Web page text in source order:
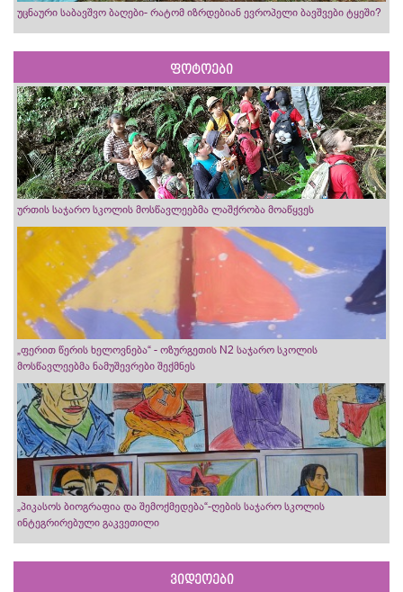
უცნაური საბავშვო ბაღები- რატომ იზრდებიან ევროპელი ბავშვები ტყეში?
ფოტოები
ურთის საჯარო სკოლის მოსწავლეებმა ლაშქრობა მოაწყვეს
„ფერით წერის ხელოვნება“ - ოზურგეთის N2 საჯარო სკოლის
მოსწავლეებმა ნამუშევრები შექმნეს
„პიკასოს ბიოგრაფია და შემოქმედება“-ღების საჯარო სკოლის
ინტეგრირებული გაკვეთილი
ვიდეოები